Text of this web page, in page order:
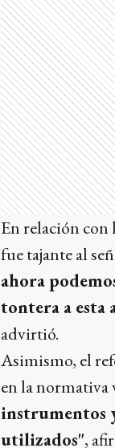
En relación
fue tajante al
ahora
tontera a esta
advirtió.
Asimismo, el
en la normativa
instrumentos
utilizados",